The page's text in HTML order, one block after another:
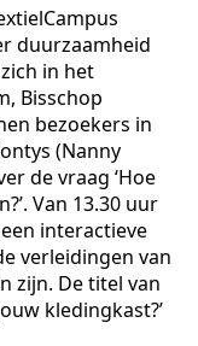
duurzaamheid
in het
Bisschop
bezoekers in
(Nanny
de vraag ‘Hoe
Van 13.30 uur
interactieve
verleidingen van
zijn. De titel van
kledingkast?’